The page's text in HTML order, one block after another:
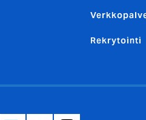
Rekrytointi